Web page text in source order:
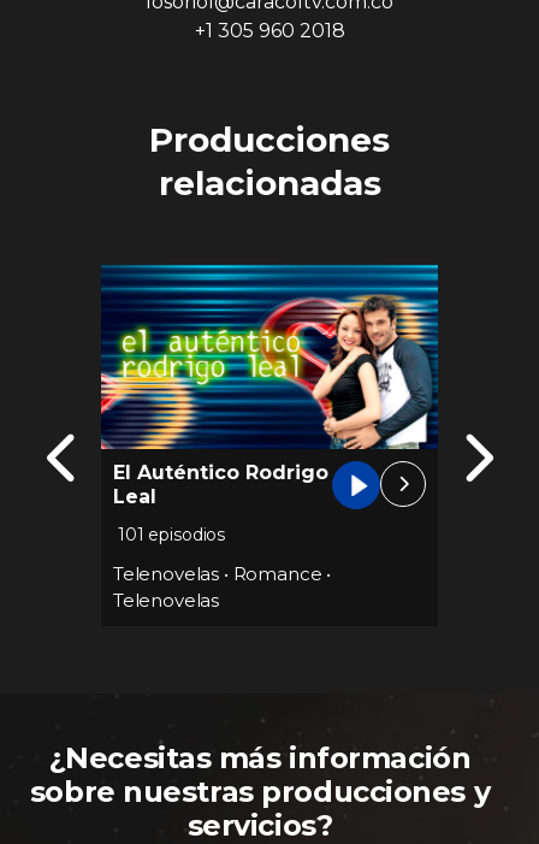
+1 305 960 2018
Producciones
relacionadas
El Auténtico Rodrigo
Leal
101 episodios
Telenovelas • Romance •
Telenovelas
¿Necesitas más información
sobre nuestras producciones y
servicios?